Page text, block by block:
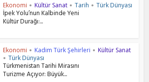
Ekonomi • Kültür Sanat • Tarih • Türk Dünyası
İpek Yolu’nun Kalbinde Yeni
Kültür Durağı:...
Ekonomi • Kadim Türk Şehirleri • Kültür Sanat
• Türk Dünyası
Türkmenistan Tarihi Mirasını
Turizme Açıyor: Büyük...